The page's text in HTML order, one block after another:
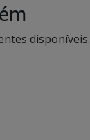
disponíveis.